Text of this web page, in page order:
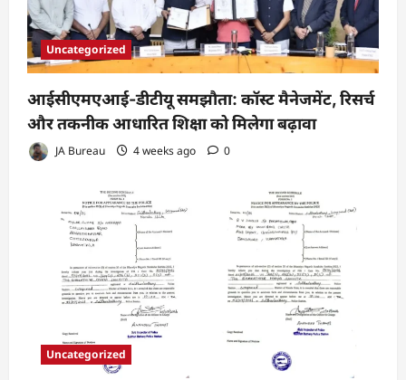
Uncategorized
आईसीएमएआई-डीटीयू समझौता: कॉस्ट मैनेजमेंट, रिसर्च
और तकनीक आधारित शिक्षा को मिलेगा बढ़ावा
JA Bureau 4 weeks ago 0
Uncategorized